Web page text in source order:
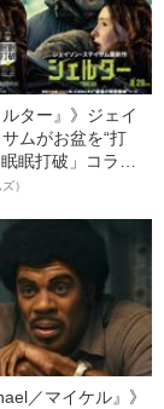
ルター』》ジェイ
ムがお盆を“打
眠打破」コラ
）
／マイケル』》